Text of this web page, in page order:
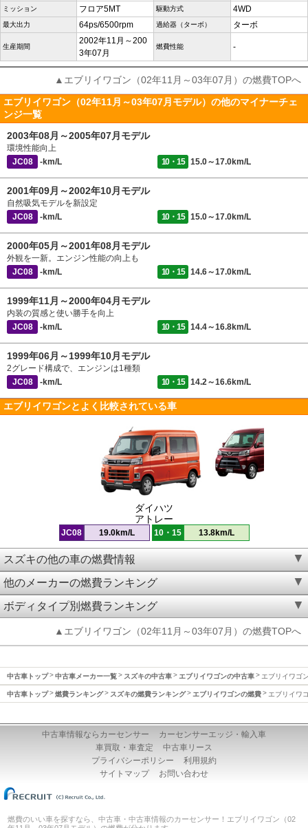
ミッション フロア5MT 駆動方式 4WD
最大出力 64ps/6500rpm 過給器（ターボ） ターボ
生産期間
2002年11月～200
3年07月
燃費性能 -
▲エブリイワゴン（02年11月～03年07月）の燃費TOPへ
エブリイワゴン（02年11月～03年07月モデル）の他のマイナーチェ
ンジ一覧
2003年08月～2005年07月モデル
環境性能向上
JC08
-km/L 10・15 15.0～17.0km/L
2001年09月～2002年10月モデル
自然吸気モデルを新設定
JC08
-km/L 10・15 15.0～17.0km/L
2000年05月～2001年08月モデル
外観を一新。エンジン性能の向上も
JC08
-km/L 10・15 14.6～17.0km/L
1999年11月～2000年04月モデル
内装の質感と使い勝手を向上
JC08
-km/L 10・15 14.4～16.8km/L
1999年06月～1999年10月モデル
2グレード構成で、エンジンは1種類
JC08
-km/L 10・15 14.2～16.6km/L
エブリイワゴンとよく比較されている車
ダイハツ
アトレー
JC08 19.0km/L 10・15 13.8km/L
スズキの他の車の燃費情報
他のメーカーの燃費ランキング
ボディタイプ別燃費ランキング
▲エブリイワゴン（02年11月～03年07月）の燃費TOPへ
中古車トップ 中古車メーカー一覧 スズキの中古車 エブリイワゴンの中古車 エブリイワゴ
中古車トップ 燃費ランキング スズキの燃費ランキング エブリイワゴンの燃費 エブリイワ
中古車情報ならカーセンサー
カーセンサーエッジ・輸入車
車買取・車査定
中古車リース
プライバシーポリシー
利用規約
サイトマップ
お問い合わせ
燃費のいい車を探すなら、中古車・中古車情報のカーセンサー！エブリイワゴン（02